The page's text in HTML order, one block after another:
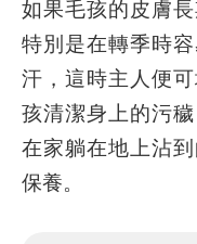
如果毛孩的皮膚
特別是在轉季時
汗，這時主人便
孩清潔身上的污
在家躺在地上沾
保養。